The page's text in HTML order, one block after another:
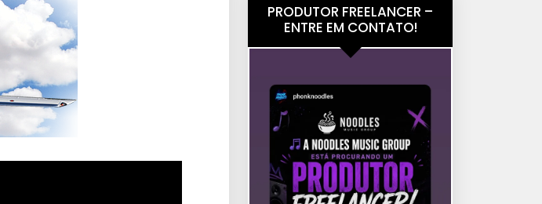
PRODUTOR FREELANCER –
ENTRE EM CONTATO!